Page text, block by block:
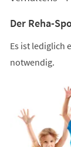
Der Reha-
Es ist lediglich
notwendig.